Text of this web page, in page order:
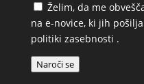
Želim, da me
na e-novice, ki jih
politiki zasebnosti .
Naroči se